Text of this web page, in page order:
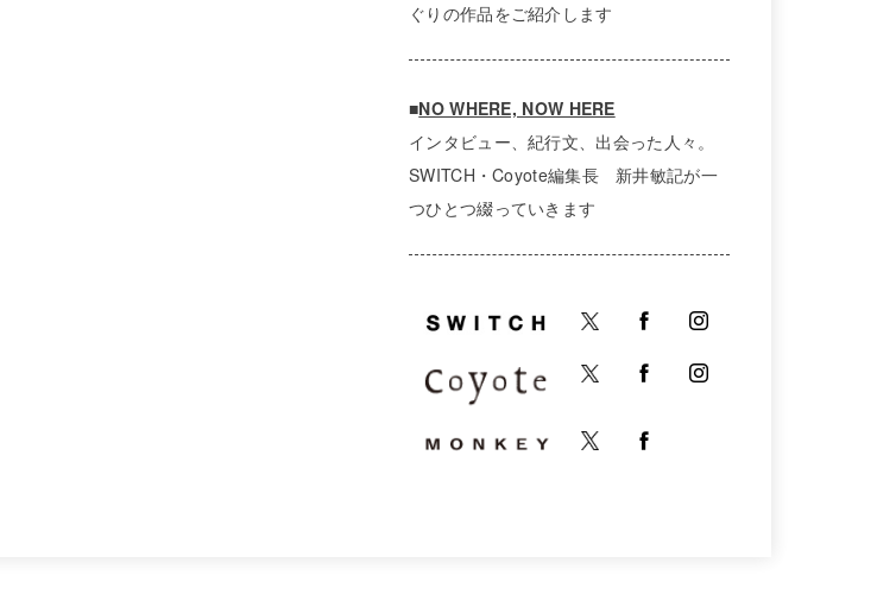
ぐりの作品をご紹介します
■NO WHERE, NOW HERE
インタビュー、紀行文、出会った人々。
SWITCH・Coyote編集長 新井敏記が一
つひとつ綴っていきます